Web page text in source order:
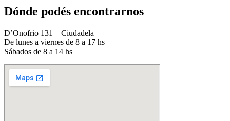
Dónde podés encontrarnos
D’Onofrio 131 – Ciudadela
De lunes a viernes de 8 a 17 hs
Sábados de 8 a 14 hs